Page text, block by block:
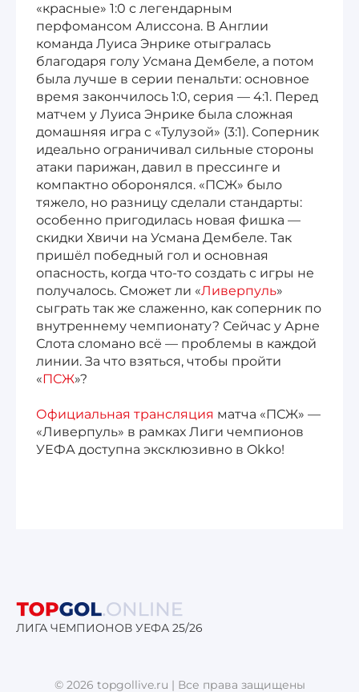
Лига 1, Чемпионат Франции
Бундеслига, Чемпионат Германии
Квалификация ЧМ-2026
Чемпионат Саудовской Аравии 25/26
«красные» 1:0 с легендарным
перфомансом Алиссона. В Англии
команда Луиса Энрике отыгралась
благодаря голу Усмана Дембеле, а потом
была лучше в серии пенальти: основное
время закончилось 1:0, серия — 4:1. Перед
матчем у Луиса Энрике была сложная
домашняя игра с «Тулузой» (3:1). Соперник
идеально ограничивал сильные стороны
атаки парижан, давил в прессинге и
компактно оборонялся. «ПСЖ» было
тяжело, но разницу сделали стандарты:
особенно пригодилась новая фишка —
скидки Хвичи на Усмана Дембеле. Так
пришёл победный гол и основная
опасность, когда что‑то создать с игры не
получалось. Сможет ли «Ливерпуль»
сыграть так же слаженно, как соперник по
внутреннему чемпионату? Сейчас у Арне
Слота сломано всё — проблемы в каждой
линии. За что взяться, чтобы пройти
«ПСЖ»?
Официальная трансляция матча «ПСЖ» —
«Ливерпуль» в рамках Лиги чемпионов
УЕФА доступна эксклюзивно в Okko!
ЛИГА ЧЕМПИОНОВ УЕФА 25/26
© 2026 topgollive.ru | Все права защищены